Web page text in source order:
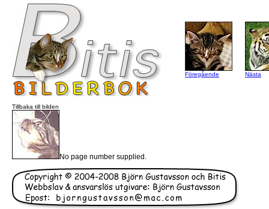
Föregående Nästa
Tillbaka till bilden
No page number supplied.